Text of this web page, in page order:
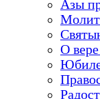
Азы
О